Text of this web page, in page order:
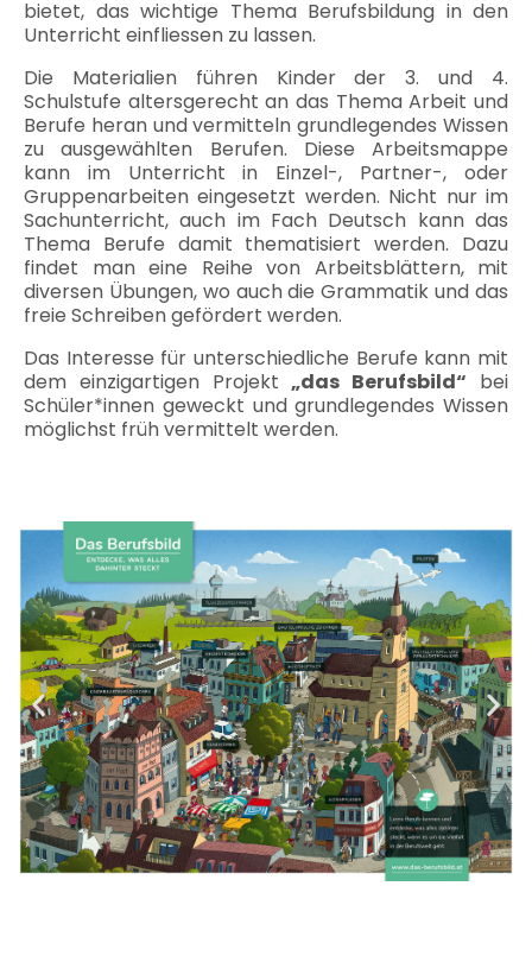
bietet, das wichtige Thema Berufsbildung in den
Unterricht einfliessen zu lassen.
Die Materialien führen Kinder der 3. und 4.
Schulstufe altersgerecht an das Thema Arbeit und
Berufe heran und vermitteln grundlegendes Wissen
zu ausgewählten Berufen. Diese Arbeitsmappe
kann im Unterricht in Einzel-, Partner-, oder
Gruppenarbeiten eingesetzt werden. Nicht nur im
Sachunterricht, auch im Fach Deutsch kann das
Thema Berufe damit thematisiert werden. Dazu
findet man eine Reihe von Arbeitsblättern, mit
diversen Übungen, wo auch die Grammatik und das
freie Schreiben gefördert werden.
Das Interesse für unterschiedliche Berufe kann mit
dem einzigartigen Projekt „das Berufsbild“ bei
Schüler*innen geweckt und grundlegendes Wissen
möglichst früh vermittelt werden.